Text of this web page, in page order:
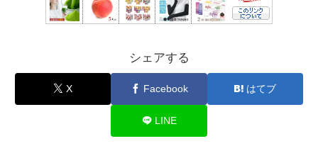
シェアする
X Facebook はてブ
LINE